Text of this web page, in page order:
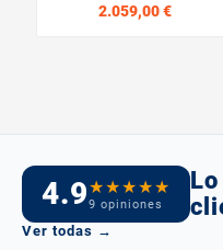
2.059,00 €
4.9★★★★★
9 opiniones
Ver todas →